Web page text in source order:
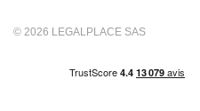
© 2026 LEGALPLACE SAS